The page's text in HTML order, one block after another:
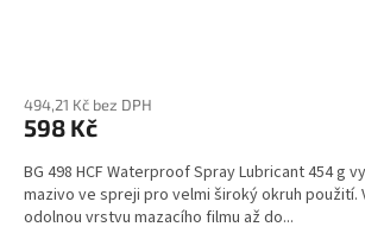
produktu
je
z
5
hvězdiček.
494,21 Kč bez DPH
598 Kč
BG 498 HCF Waterproof Spray Lubricant 454 g
mazivo ve spreji pro velmi široký okruh použití.
odolnou vrstvu mazacího filmu až do...